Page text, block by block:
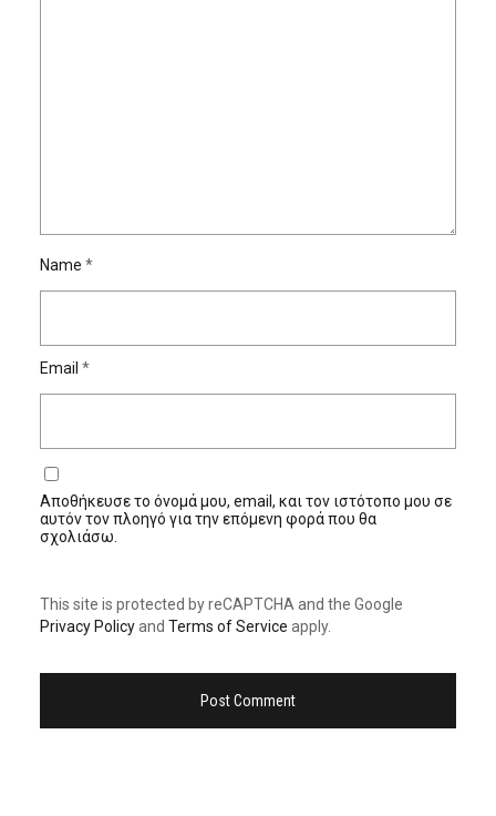
Name *
Email *
Αποθήκευσε το όνομά μου, email, και τον ιστότοπο μου σε
αυτόν τον πλοηγό για την επόμενη φορά που θα
σχολιάσω.
This site is protected by reCAPTCHA and the Google
Privacy Policyand Terms of Service apply.